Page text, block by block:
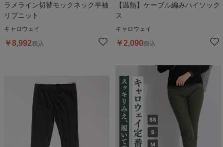
ラメライン切替モックネック半袖
リブニット
キャロウェイ
￥8,992税込
【温熱】ケーブル編みハイソック
ス
キャロウェイ
￥2,090税込